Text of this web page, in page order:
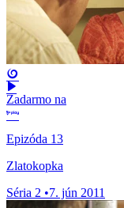
Zadarmo na
Epizóda 13
Zlatokopka
Séria 2 •7. jún 2011